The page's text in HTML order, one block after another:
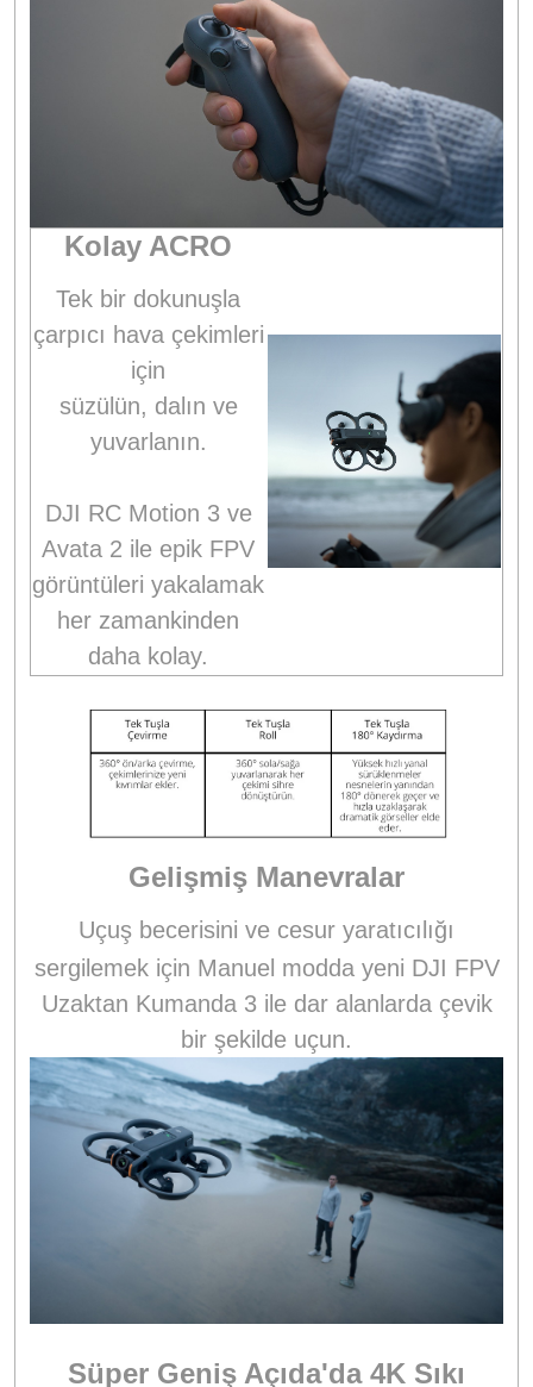
Kolay ACRO
Tek bir dokunuşla
çarpıcı hava çekimleri
için
süzülün, dalın ve
yuvarlanın.
DJI RC Motion 3 ve
Avata 2 ile epik FPV
görüntüleri yakalamak
her zamankinden
daha kolay.
Gelişmiş Manevralar
Uçuş becerisini ve cesur yaratıcılığı
sergilemek için Manuel modda yeni DJI FPV
Uzaktan Kumanda 3 ile dar alanlarda çevik
bir şekilde uçun.
Süper Geniş Açıda'da 4K Sıkı